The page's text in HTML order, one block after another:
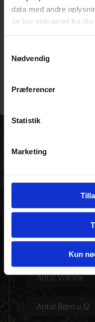
data med andre
de har indsamlet fra
Nødvendig
Præferencer
Statistik
Marketing
Kun